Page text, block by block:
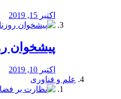
اکتبر 15, 2019
پیشخوان
اکتبر 10, 2019
علم و فناوری